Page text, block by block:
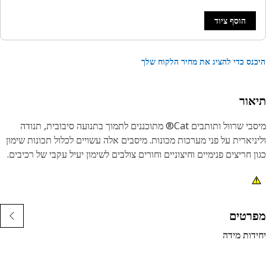
הוסף ציוד
כדי להציג את מחיר הלקוח שלך
מיסבי שרוול ותותבים Cat® מתוכננים לתמוך בתנועה סיבובית, תנודה
על פני מערכות מכונות. מיסבים אלה עשויים לכלול תכונות שימון
חריצים פנימיים וחיצוניים וחורים צולבים לשימון יעיל עקבי של רכיבים.
מידה